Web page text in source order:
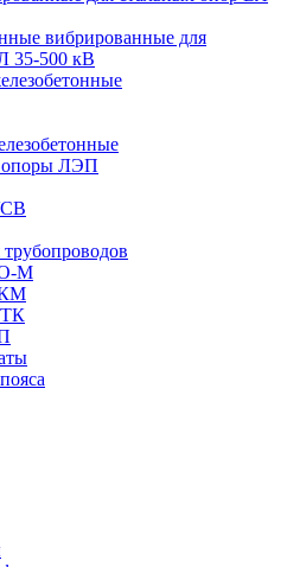
вибрированные для
35-500 кВ
опоры ЛЭП
М